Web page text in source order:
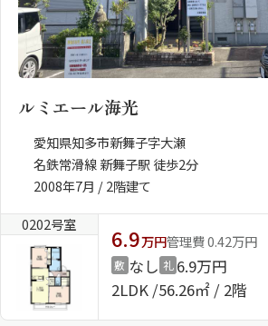
ルミエール海光
愛知県知多市新舞子字大瀬
名鉄常滑線 新舞子駅 徒歩2分
2008年7月 / 2階建て
0202号室
6.9万円管理費 0.42万円
敷 なし 礼 6.9万円
2LDK 56.26㎡ / 2階